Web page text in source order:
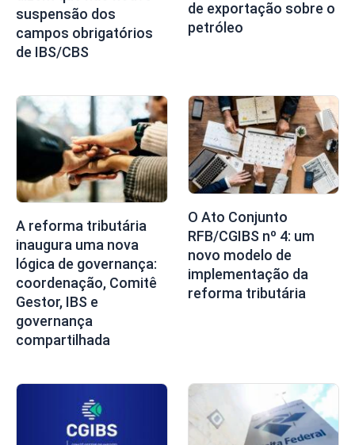
suspensão dos
campos obrigatórios
de IBS/CBS
de exportação sobre o
petróleo
A reforma tributária
inaugura uma nova
lógica de governança:
coordenação, Comitê
Gestor, IBS e
governança
compartilhada
O Ato Conjunto
RFB/CGIBS nº 4: um
novo modelo de
implementação da
reforma tributária